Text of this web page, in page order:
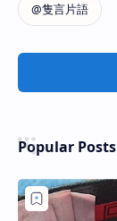
Popular Posts